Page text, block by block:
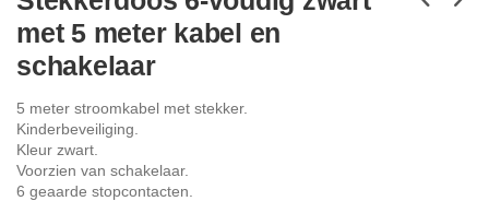
het
begin
de
gallerij
met 5 meter kabel en
schakelaar
5 meter stroomkabel met stekker.
Kinderbeveiliging.
Kleur zwart.
Voorzien van schakelaar.
6 geaarde stopcontacten.